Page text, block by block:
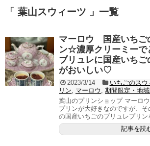
「 葉山スウィーツ 」一覧
マーロウ 国産いちご
ン☆濃厚クリーミーで
ブリュレに国産いち
がおいしい♡
2023/3/14 いちごのスウ
リン, マーロウ , 期間限定・地
葉山のプリンショップ マーロ
プリンが大好きなのですが、
の国産いちごのブリュレプリ
記事を読